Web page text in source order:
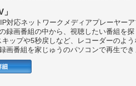
対応ネットワークメディアプレーヤー
録画番組の中から、視聴したい番組を
ップや5秒戻しなど、レコーダーのよ
画番組を家じゅうのパソコンで再生で